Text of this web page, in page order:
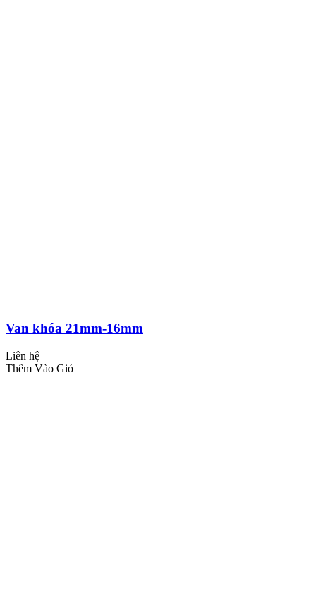
Van khóa 21mm-16mm
Liên hệ
Thêm Vào Giỏ